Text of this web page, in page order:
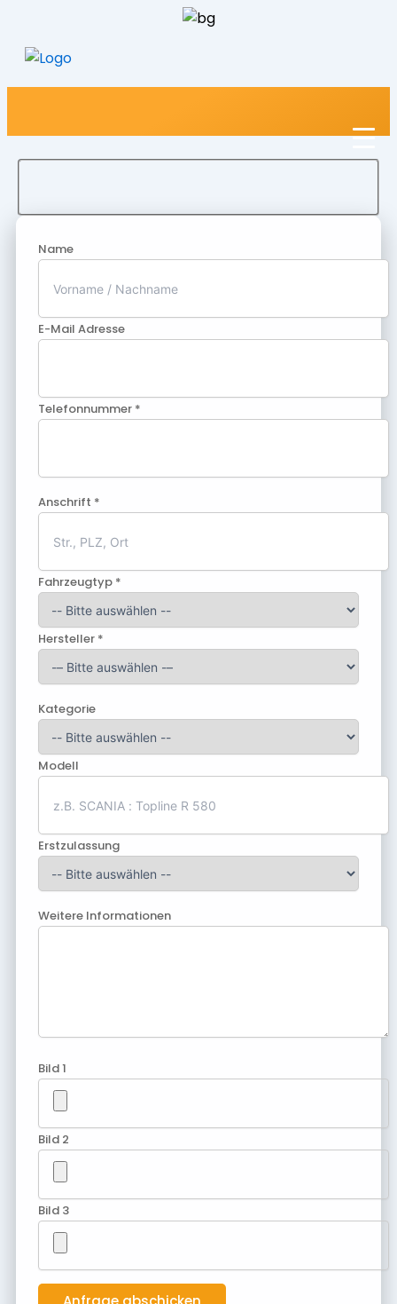
Name
E-Mail Adresse
Telefonnummer *
Anschrift *
Fahrzeugtyp *
Hersteller *
Kategorie
Modell
Erstzulassung
Weitere Informationen
Bild 1
Bild 2
Bild 3